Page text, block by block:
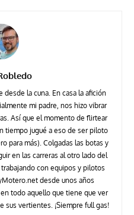
la cuna. En casa la afición
mi padre, nos hizo vibrar
Así que el momento de flirtear
tiempo jugué a eso de ser piloto
para más). Colgadas las botas y
en las carreras al otro lado del
con equipos y pilotos
desde unos años
todo aquello que tiene que ver
sus vertientes. ¡Siempre full gas!